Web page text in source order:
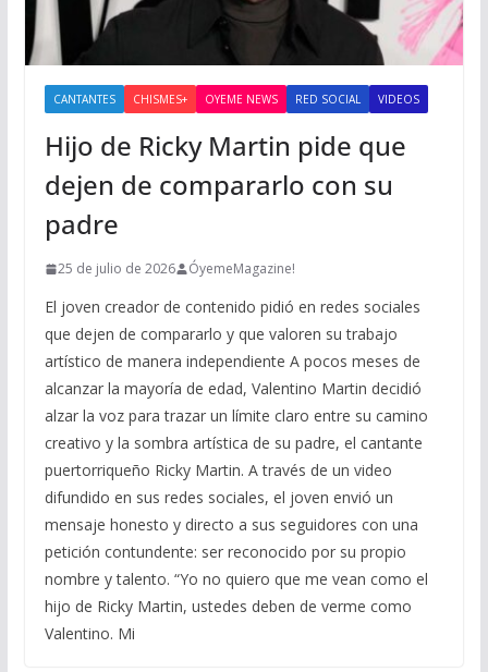
CANTANTES CHISMES+ OYEME NEWS RED SOCIAL VIDEOS
Hijo de Ricky Martin pide que
dejen de compararlo con su
padre
25 de julio de 2026 ÓyemeMagazine!
El joven creador de contenido pidió en redes sociales
que dejen de compararlo y que valoren su trabajo
artístico de manera independiente A pocos meses de
alcanzar la mayoría de edad, Valentino Martin decidió
alzar la voz para trazar un límite claro entre su camino
creativo y la sombra artística de su padre, el cantante
puertorriqueño Ricky Martin. A través de un video
difundido en sus redes sociales, el joven envió un
mensaje honesto y directo a sus seguidores con una
petición contundente: ser reconocido por su propio
nombre y talento. “Yo no quiero que me vean como el
hijo de Ricky Martin, ustedes deben de verme como
Valentino. Mi